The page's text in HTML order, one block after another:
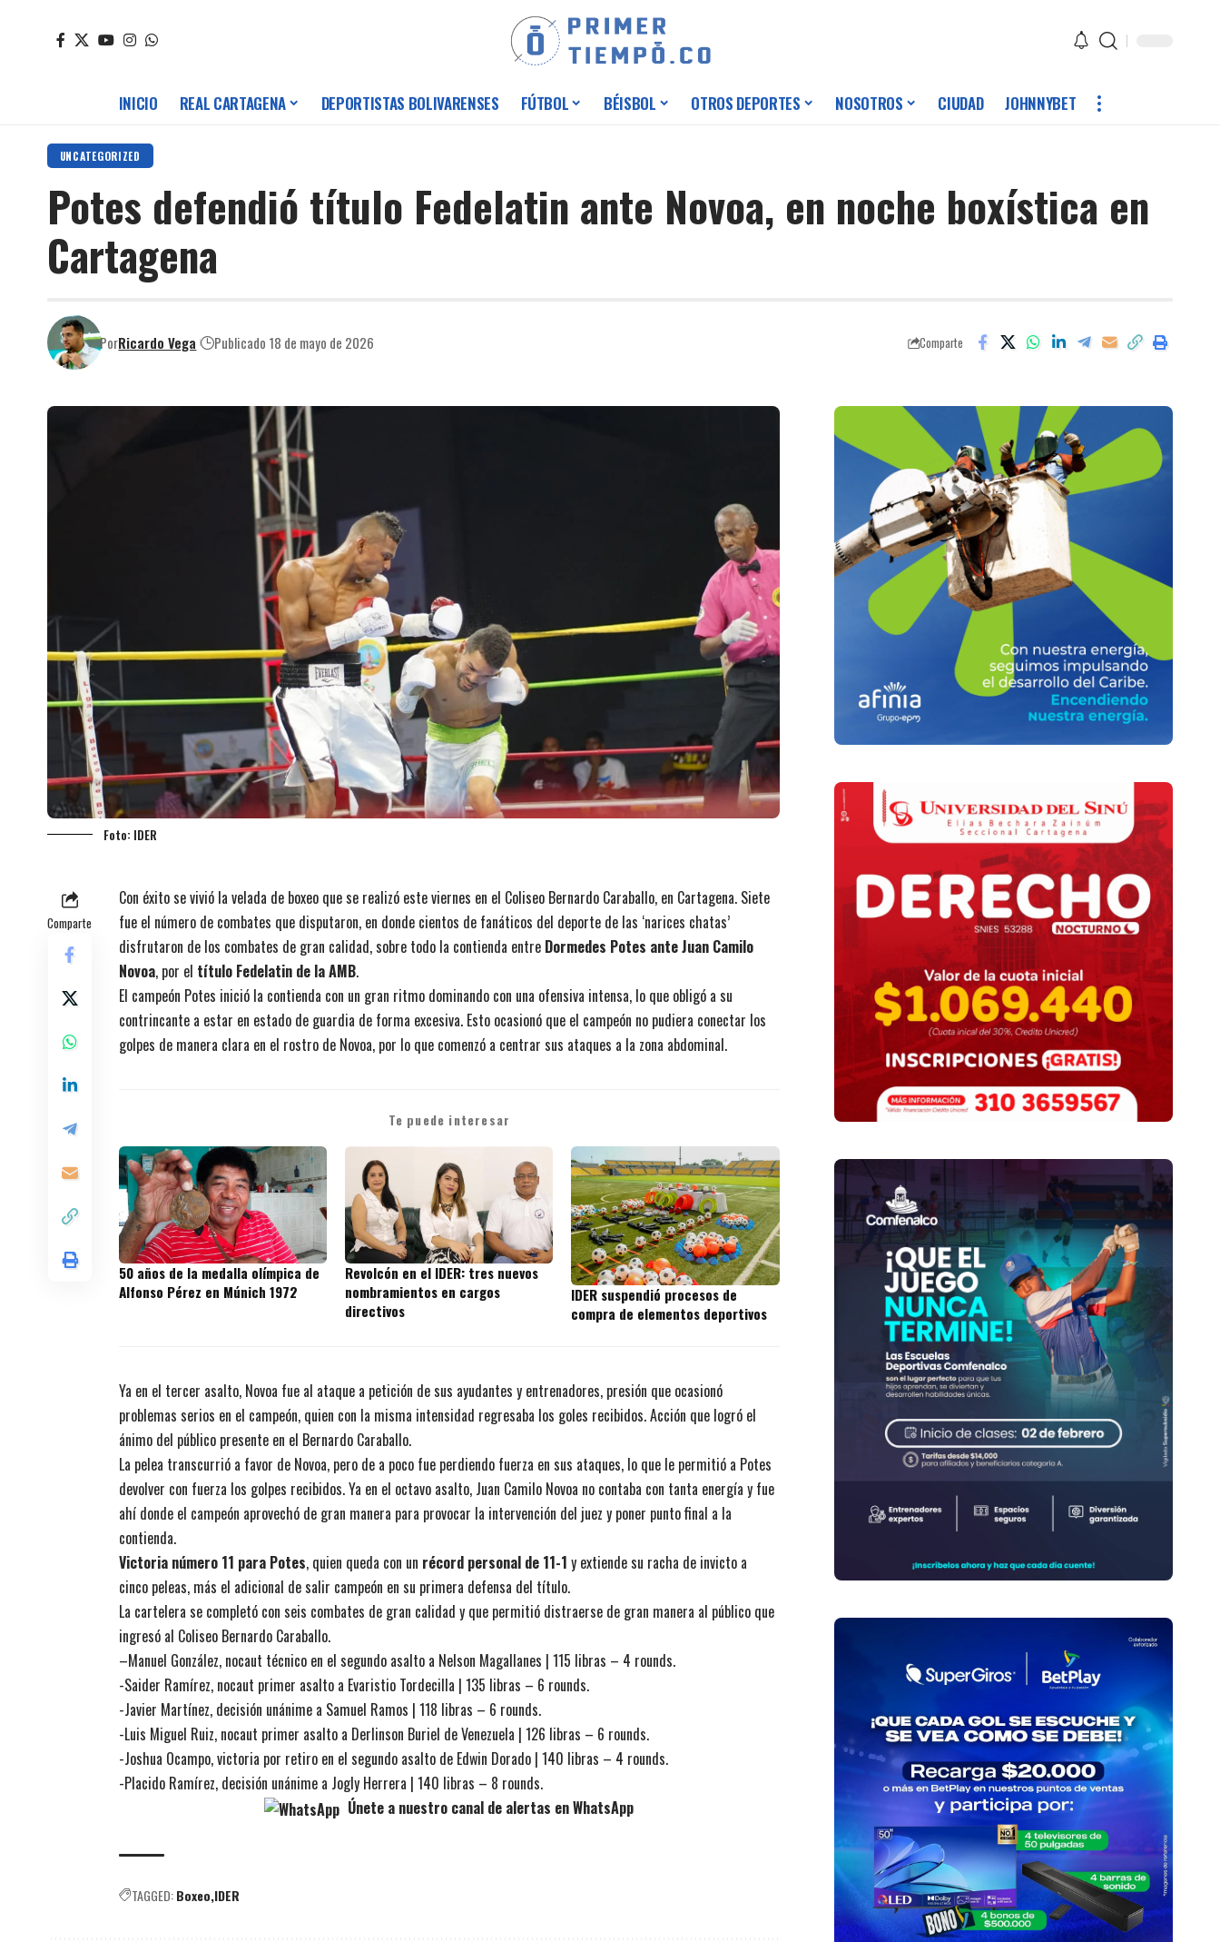
INICIO REAL CARTAGENA DEPORTISTAS BOLIVARENSES FÚTBOL BÉISBOL OTROS DEPORTES NOSOTROS CIUDAD JOHNNYBET
UNCATEGORIZED
Potes defendió título Fedelatin ante Novoa, en noche boxística en
Cartagena
PorRicardo Vega Publicado 18 de mayo de 2026 Comparte
Foto: IDER
Comparte
Con éxito se vivió la velada de boxeo que se realizó este viernes en el Coliseo Bernardo Caraballo, en Cartagena. Siete
fue el número de combates que disputaron, en donde cientos de fanáticos del deporte de las ‘narices chatas’
disfrutaron de los combates de gran calidad, sobre todo la contienda entre Dormedes Potes ante Juan Camilo
Novoa, por el título Fedelatin de la AMB.
El campeón Potes inició la contienda con un gran ritmo dominando con una ofensiva intensa, lo que obligó a su
contrincante a estar en estado de guardia de forma excesiva. Esto ocasionó que el campeón no pudiera conectar los
golpes de manera clara en el rostro de Novoa, por lo que comenzó a centrar sus ataques a la zona abdominal.
Te puede interesar
50 años de la medalla olímpica de
Alfonso Pérez en Múnich 1972
Revolcón en el IDER: tres nuevos
nombramientos en cargos
directivos
IDER suspendió procesos de
compra de elementos deportivos
Ya en el tercer asalto, Novoa fue al ataque a petición de sus ayudantes y entrenadores, presión que ocasionó
problemas serios en el campeón, quien con la misma intensidad regresaba los goles recibidos. Acción que logró el
ánimo del público presente en el Bernardo Caraballo.
La pelea transcurrió a favor de Novoa, pero de a poco fue perdiendo fuerza en sus ataques, lo que le permitió a Potes
devolver con fuerza los golpes recibidos. Ya en el octavo asalto, Juan Camilo Novoa no contaba con tanta energía y fue
ahí donde el campeón aprovechó de gran manera para provocar la intervención del juez y poner punto final a la
contienda.
Victoria número 11 para Potes, quien queda con un récord personal de 11-1 y extiende su racha de invicto a
cinco peleas, más el adicional de salir campeón en su primera defensa del título.
La cartelera se completó con seis combates de gran calidad y que permitió distraerse de gran manera al público que
ingresó al Coliseo Bernardo Caraballo.
–Manuel González, nocaut técnico en el segundo asalto a Nelson Magallanes | 115 libras – 4 rounds.
-Saider Ramírez, nocaut primer asalto a Evaristio Tordecilla | 135 libras – 6 rounds.
-Javier Martínez, decisión unánime a Samuel Ramos | 118 libras – 6 rounds.
-Luis Miguel Ruiz, nocaut primer asalto a Derlinson Buriel de Venezuela | 126 libras – 6 rounds.
-Joshua Ocampo, victoria por retiro en el segundo asalto de Edwin Dorado | 140 libras – 4 rounds.
-Placido Ramírez, decisión unánime a Jogly Herrera | 140 libras – 8 rounds.
Únete a nuestro canal de alertas en WhatsApp
TAGGED:Boxeo IDER